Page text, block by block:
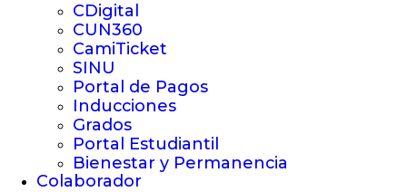
CDigital
CUN360
CamiTicket
SINU
Portal de Pagos
Inducciones
Grados
Portal Estudiantil
Bienestar y Permanencia
Colaborador